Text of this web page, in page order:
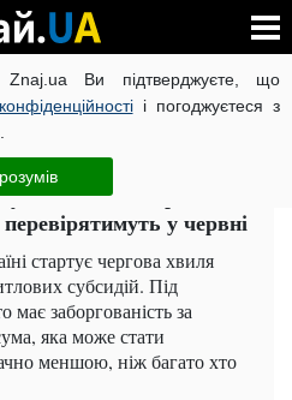
Znaj.ua Ви підтверджуєте, що
і погоджуєтеся з
КОРОНАВІРУС В УКРАЇНІ
ЧИТАТЬ НА РУССКОМ
навіть через
у червні
стартує чергова хвиля
субсидій. Під
має заборгованість за
яка може стати
меншою, ніж багато хто